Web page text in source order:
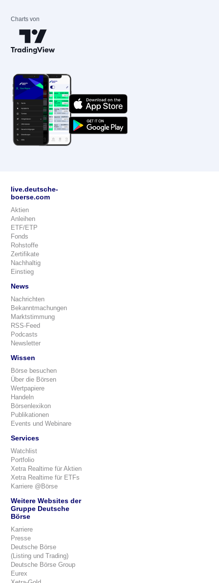
Charts von
live.deutsche-
boerse.com
Aktien
Anleihen
ETF/ETP
Fonds
Rohstoffe
Zertifikate
Nachhaltig
Einstieg
News
Nachrichten
Bekanntmachungen
Marktstimmung
RSS-Feed
Podcasts
Newsletter
Wissen
Börse besuchen
Über die Börsen
Wertpapiere
Handeln
Börsenlexikon
Publikationen
Events und Webinare
Services
Watchlist
Portfolio
Xetra Realtime für Aktien
Xetra Realtime für ETFs
Karriere @Börse
Weitere Websites der
Gruppe Deutsche
Börse
Karriere
Presse
Deutsche Börse
(Listing und Trading)
Deutsche Börse Group
Eurex